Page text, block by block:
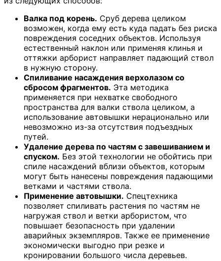
Валка под корень. Сруб дерева целиком
возможен, когда ему есть куда падать без риска
повреждения соседних объектов. Используя
естественный наклон или применяя клинья и
оттяжки арборист направляет падающий ствол
в нужную сторону.
Спиливание насаждения верхолазом со
сбросом фрагментов. Эта методика
применяется при нехватке свободного
пространства для валки ствола целиком, а
использование автовышки нерационально или
невозможно из-за отсутствия подъездных
путей.
Удаление дерева по частям с завешиванием и
спуском. Без этой технологии не обойтись при
спиле насаждений вблизи объектов, которым
могут быть нанесены повреждения падающими
ветками и частями ствола.
Применение автовышки. Спецтехника
позволяет спиливать растения по частям не
нагружая ствол и ветки арбористом, что
повышает безопасность при удалении
аварийных экземпляров. Также ее применение
экономически выгодно при резке и
кронировании большого числа деревьев.